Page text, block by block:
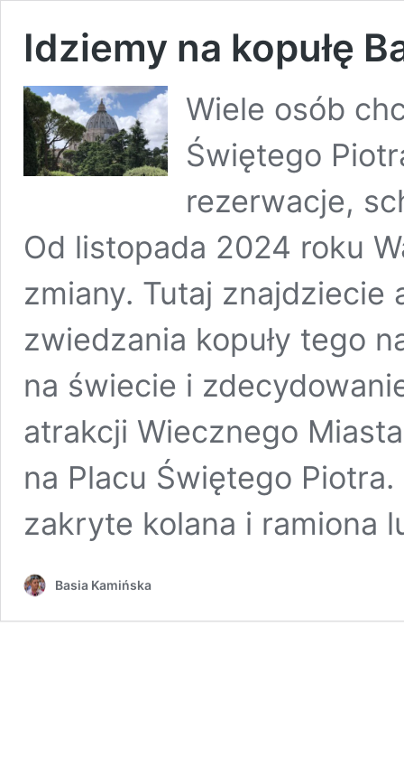
Idziemy na kopułę
Wiele osób
Świętego
rezerwacje,
Od listopada 2024 roku
zmiany. Tutaj
zwiedzania kopuły tego
na świecie i
atrakcji Wiecznego
na Placu Świętego
zakryte kolana i ramiona
Basia Kamińska